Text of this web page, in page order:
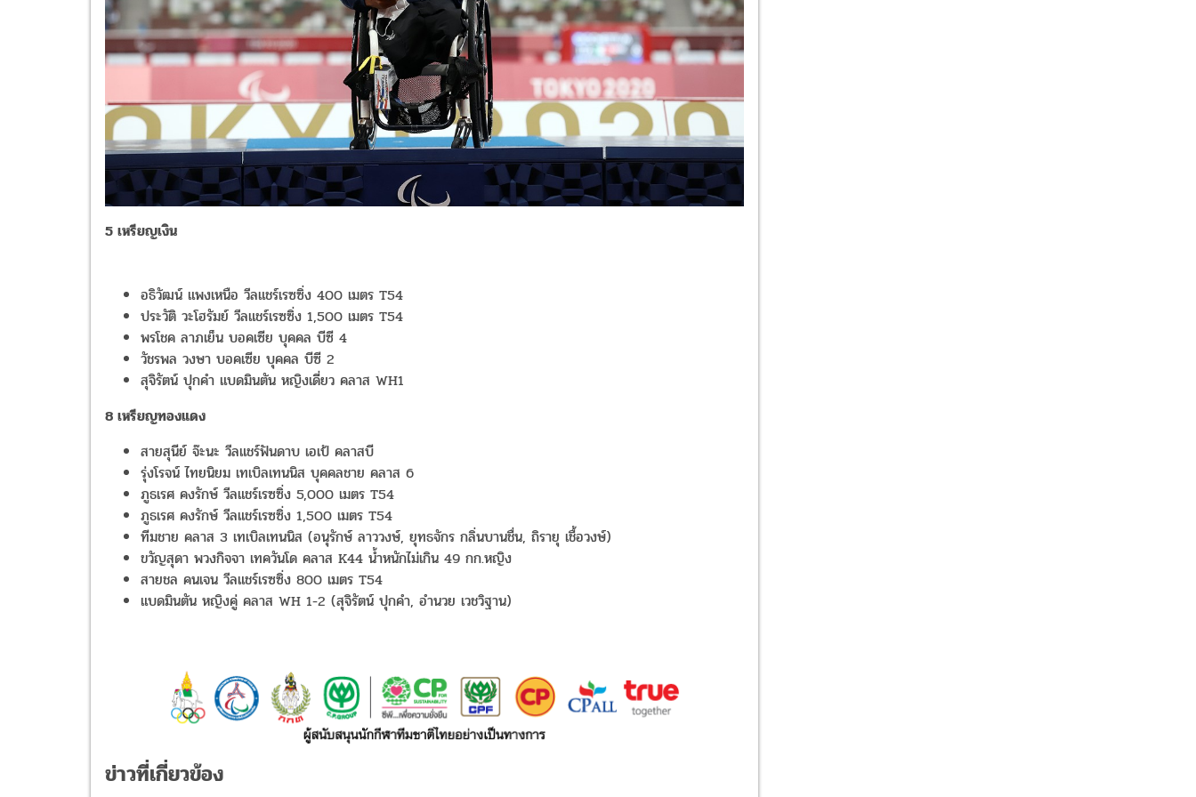
5 เหรียญเงิน
อธิวัฒน์ แพงเหนือ วีลแชร์เรซซิ่ง 400 เมตร T54
ประวัติ วะโฮรัมย์ วีลแชร์เรซซิ่ง 1,500 เมตร T54
พรโชค ลาภเย็น บอคเซีย บุคคล บีซี 4
วัชรพล วงษา บอคเซีย บุคคล บีซี 2
สุจิรัตน์ ปุกคำ แบดมินตัน หญิงเดี่ยว คลาส WH1
8 เหรียญทองแดง
สายสุนีย์ จ๊ะนะ วีลแชร์ฟันดาบ เอเป้ คลาสบี
รุ่งโรจน์ ไทยนิยม เทเบิลเทนนิส บุคคลชาย คลาส 6
ภูธเรศ คงรักษ์ วีลแชร์เรซซิ่ง 5,000 เมตร T54
ภูธเรศ คงรักษ์ วีลแชร์เรซซิ่ง 1,500 เมตร T54
ทีมชาย คลาส 3 เทเบิลเทนนิส (อนุรักษ์ ลาววงษ์, ยุทธจักร กลิ่นบานชื่น, ถิรายุ เชื้อวงษ์)
ขวัญสุดา พวงกิจจา เทควันโด คลาส K44 น้ำหนักไม่เกิน 49 กก.หญิง
สายชล คนเจน วีลแชร์เรซซิ่ง 800 เมตร T54
แบดมินตัน หญิงคู่ คลาส WH 1-2 (สุจิรัตน์ ปุกคำ, อำนวย เวชวิฐาน)
ข่าวที่เกี่ยวข้อง